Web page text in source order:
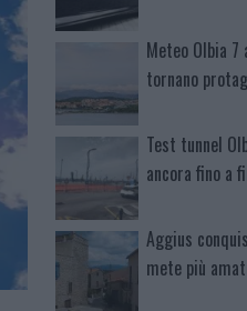
Meteo Olbia
tornano
Test tunnel
ancora fino a
Aggius
mete più